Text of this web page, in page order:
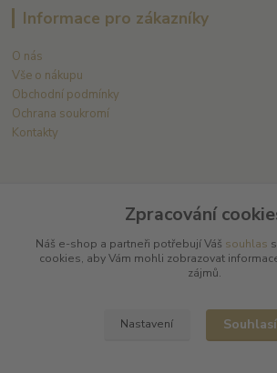
Informace pro zákazníky
O nás
Vše o nákupu
Obchodní podmínky
Ochrana soukromí
Kontakty
Arnaud Tessier
Batard Langelier
Champagne Jean-Marc Sélèque
Zpracování
Náš e-shop a partneři potřebují Váš souhlas
cookies, aby Vám mohli zobrazovat
zájmů.
Nastavení